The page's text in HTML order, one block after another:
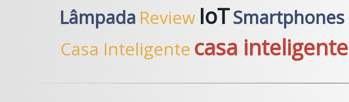
Lâmpada Review IoTSmartphones
Casa Inteligente casa inteligente